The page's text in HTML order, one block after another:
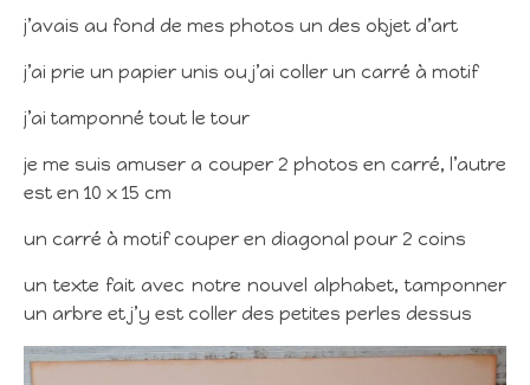
j’avais au fond de mes photos un des objet d’art
j’ai prie un papier unis ou j’ai coller un carré à motif
j’ai tamponné tout le tour
je me suis amuser a couper 2 photos en carré, l’autre
est en 10 x 15 cm
un carré à motif couper en diagonal pour 2 coins
un texte fait avec notre nouvel alphabet, tamponner
un arbre et j’y est coller des petites perles dessus